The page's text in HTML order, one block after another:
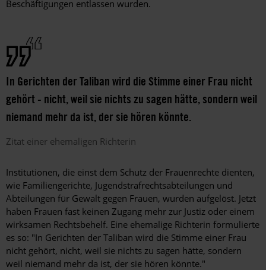
Beschäftigungen entlassen wurden.
In Gerichten der Taliban wird die Stimme einer Frau nicht
gehört - nicht, weil sie nichts zu sagen hätte, sondern weil
niemand mehr da ist, der sie hören könnte.
Zitat einer ehemaligen Richterin
Institutionen, die einst dem Schutz der Frauenrechte dienten,
wie Familiengerichte, Jugendstrafrechtsabteilungen und
Abteilungen für Gewalt gegen Frauen, wurden aufgelöst. Jetzt
haben Frauen fast keinen Zugang mehr zur Justiz oder einem
wirksamen Rechtsbehelf. Eine ehemalige Richterin formulierte
es so: "In Gerichten der Taliban wird die Stimme einer Frau
nicht gehört, nicht, weil sie nichts zu sagen hätte, sondern
weil niemand mehr da ist, der sie hören könnte."